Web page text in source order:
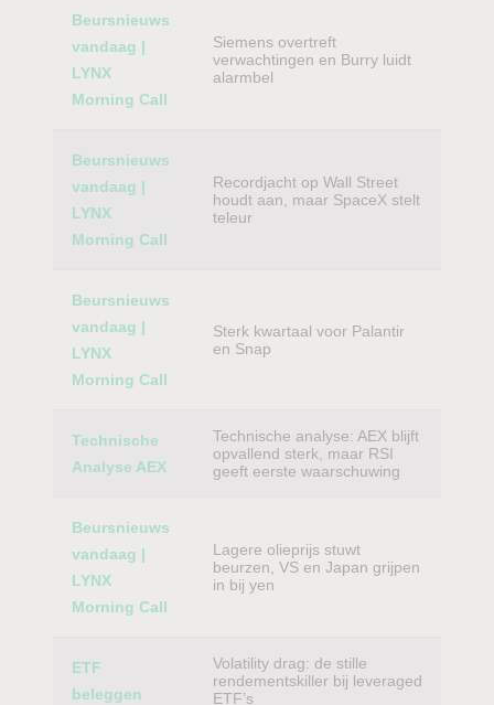
Beursnieuws
vandaag |
LYNX
Morning Call
Siemens overtreft
verwachtingen en Burry luidt
alarmbel
Beursnieuws
vandaag |
LYNX
Morning Call
Recordjacht op Wall Street
houdt aan, maar SpaceX stelt
teleur
Beursnieuws
vandaag |
LYNX
Morning Call
Sterk kwartaal voor Palantir
en Snap
Technische
Analyse AEX
Technische analyse: AEX blijft
opvallend sterk, maar RSI
geeft eerste waarschuwing
Beursnieuws
vandaag |
LYNX
Morning Call
Lagere olieprijs stuwt
beurzen, VS en Japan grijpen
in bij yen
ETF
beleggen
Volatility drag: de stille
rendementskiller bij leveraged
ETF’s